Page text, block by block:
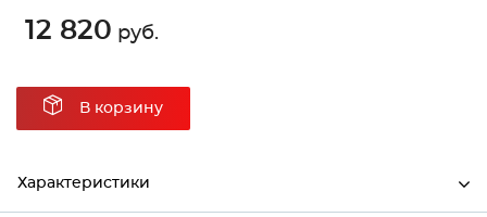
12 820 руб.
В корзину
Характеристики